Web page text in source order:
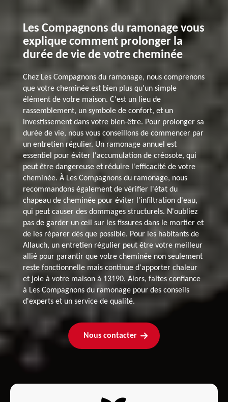
Les Compagnons du ramonage vous
explique comment prolonger la
durée de vie de votre cheminée
Chez Les Compagnons du ramonage, nous comprenons
que votre cheminée est bien plus qu'un simple
élément de votre maison. C'est un lieu de
rassemblement, un symbole de confort, et un
investissement dans votre bien-être. Pour prolonger sa
durée de vie, nous vous conseillons de commencer par
un entretien régulier. Un ramonage annuel est
essentiel pour éviter l'accumulation de créosote, qui
peut être dangereuse et réduire l'efficacité de votre
cheminée. À Les Compagnons du ramonage, nous
recommandons également de vérifier l'état du
chapeau de cheminée pour éviter l'infiltration d'eau,
qui peut causer des dommages structurels. N'oubliez
pas de garder un œil sur les fissures dans le mortier et
de les réparer dès que possible. Pour les habitants de
Allauch, un entretien régulier peut être votre meilleur
allié pour garantir que votre cheminée non seulement
reste fonctionnelle mais continue d'apporter chaleur
et joie à votre maison à 13190. Alors, faites confiance
à Les Compagnons du ramonage pour des conseils
d'experts et un service de qualité.
Nous contacter